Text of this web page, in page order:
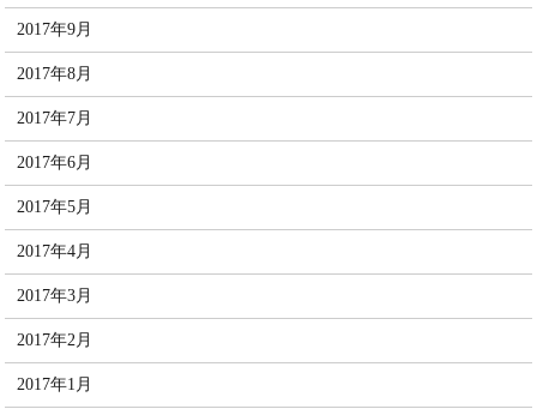
2017年9月
2017年8月
2017年7月
2017年6月
2017年5月
2017年4月
2017年3月
2017年2月
2017年1月